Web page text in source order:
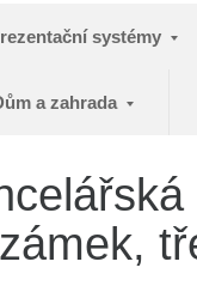
systémy
a zahrada